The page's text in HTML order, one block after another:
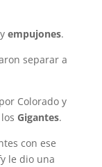
empujones.
separar a
por Colorado y
Gigantes.
con ese
le dio una